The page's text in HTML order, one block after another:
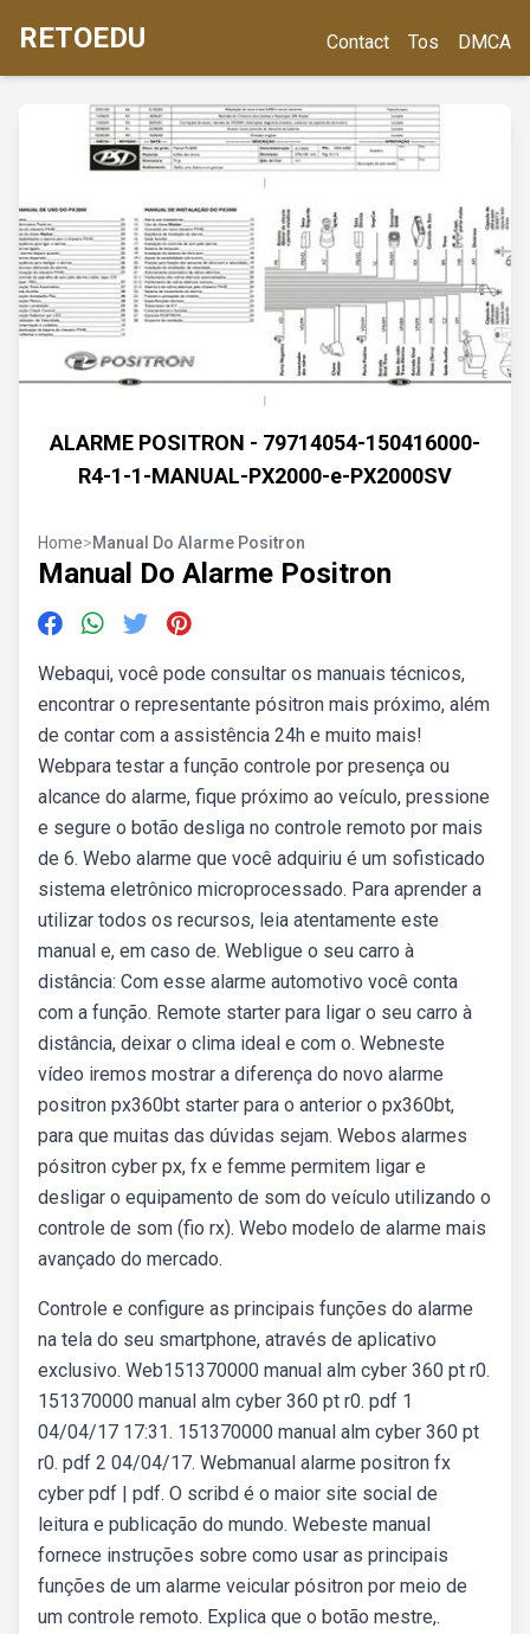
RETOEDU Contact Tos DMCA
ALARME POSITRON - 79714054-150416000-
R4-1-1-MANUAL-PX2000-e-PX2000SV
Home>Manual Do Alarme Positron
Manual Do Alarme Positron
Webaqui, você pode consultar os manuais técnicos,
encontrar o representante pósitron mais próximo, além
de contar com a assistência 24h e muito mais!
Webpara testar a função controle por presença ou
alcance do alarme, fique próximo ao veículo, pressione
e segure o botão desliga no controle remoto por mais
de 6. Webo alarme que você adquiriu é um sofisticado
sistema eletrônico microprocessado. Para aprender a
utilizar todos os recursos, leia atentamente este
manual e, em caso de. Webligue o seu carro à
distância: Com esse alarme automotivo você conta
com a função. Remote starter para ligar o seu carro à
distância, deixar o clima ideal e com o. Webneste
vídeo iremos mostrar a diferença do novo alarme
positron px360bt starter para o anterior o px360bt,
para que muitas das dúvidas sejam. Webos alarmes
pósitron cyber px, fx e femme permitem ligar e
desligar o equipamento de som do veículo utilizando o
controle de som (fio rx). Webo modelo de alarme mais
avançado do mercado.
Controle e configure as principais funções do alarme
na tela do seu smartphone, através de aplicativo
exclusivo. Web151370000 manual alm cyber 360 pt r0.
151370000 manual alm cyber 360 pt r0. pdf 1
04/04/17 17:31. 151370000 manual alm cyber 360 pt
r0. pdf 2 04/04/17. Webmanual alarme positron fx
cyber pdf | pdf. O scribd é o maior site social de
leitura e publicação do mundo. Webeste manual
fornece instruções sobre como usar as principais
funções de um alarme veicular pósitron por meio de
um controle remoto. Explica que o botão mestre,.